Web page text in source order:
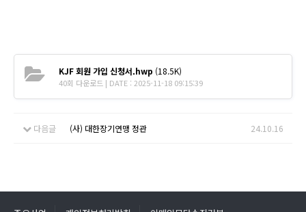
KJF 회원 가입 신청서.hwp (18.5K)
40회 다운로드 | DATE : 2025-11-18 09:15:39
다음글 (사) 대한장기연맹 정관 24.10.16